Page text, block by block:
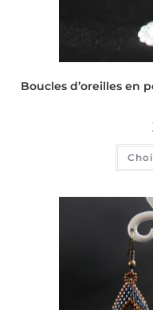
Boucles d’oreilles en